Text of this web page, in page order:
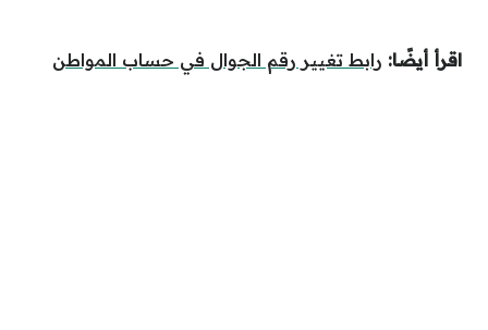
اقرأ أيضًا: رابط تغيير رقم الجوال في حساب المواطن